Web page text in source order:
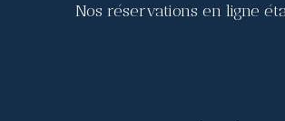
Nos réservations en ligne